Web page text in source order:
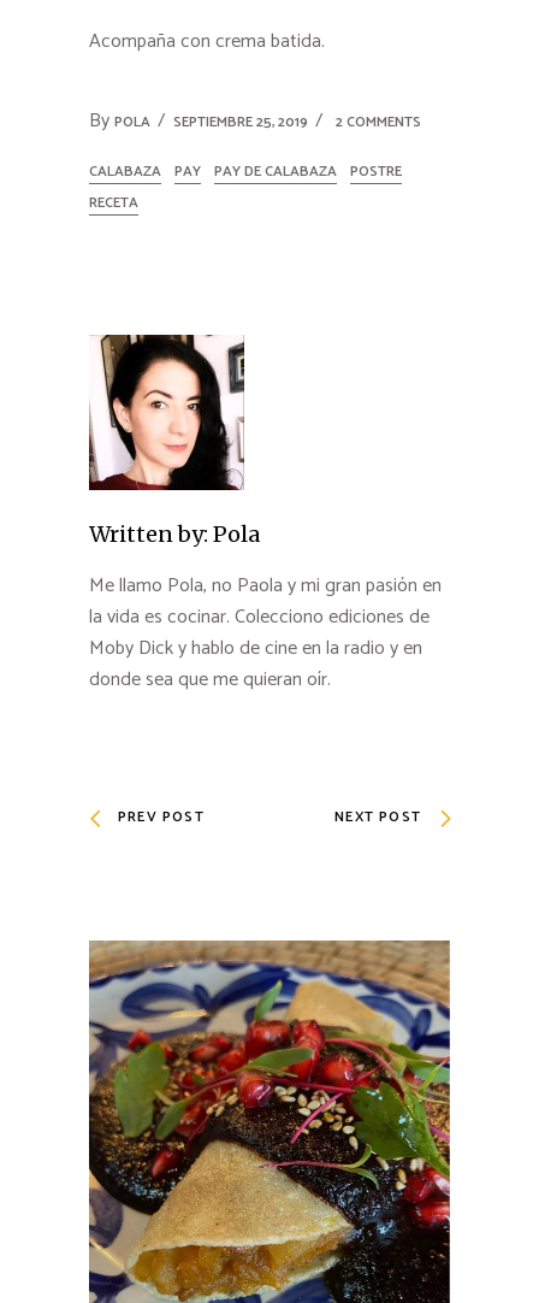
Acompaña con crema batida.
By POLA SEPTIEMBRE 25, 2019 2 COMMENTS
CALABAZA PAY PAY DE CALABAZA POSTRE
RECETA
Written by: Pola
Me llamo Pola, no Paola y mi gran pasión en
la vida es cocinar. Colecciono ediciones de
Moby Dick y hablo de cine en la radio y en
donde sea que me quieran oír.
PREV POST NEXT POST